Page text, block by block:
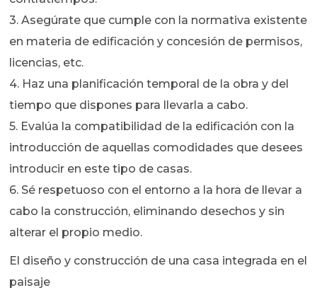
3. Asegúrate que cumple con la normativa existente
en materia de edificación y concesión de permisos,
licencias, etc.
4. Haz una planificación temporal de la obra y del
tiempo que dispones para llevarla a cabo.
5. Evalúa la compatibilidad de la edificación con la
introducción de aquellas comodidades que desees
introducir en este tipo de casas.
6. Sé respetuoso con el entorno a la hora de llevar a
cabo la construcción, eliminando desechos y sin
alterar el propio medio.
El diseño y construcción de una casa integrada en el
paisaje